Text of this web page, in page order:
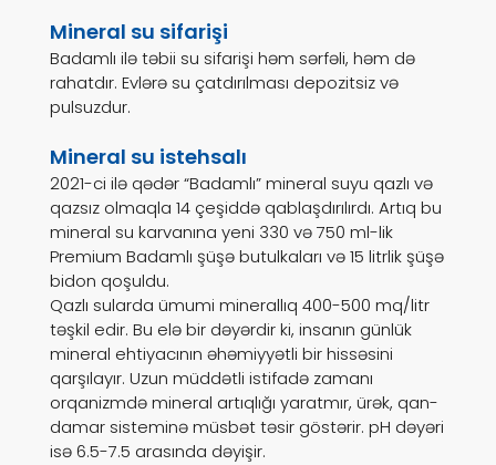
Mineral su sifarişi
Badamlı ilə təbii su sifarişi həm sərfəli, həm də
rahatdır. Evlərə su çatdırılması depozitsiz və
pulsuzdur.
Mineral su istehsalı
2021-ci ilə qədər “Badamlı” mineral suyu qazlı və
qazsız olmaqla 14 çeşiddə qablaşdırılırdı. Artıq bu
mineral su karvanına yeni 330 və 750 ml-lik
Premium Badamlı şüşə butulkaları və 15 litrlik şüşə
bidon qoşuldu.
Qazlı sularda ümumi minerallıq 400-500 mq/litr
təşkil edir. Bu elə bir dəyərdir ki, insanın günlük
mineral ehtiyacının əhəmiyyətli bir hissəsini
qarşılayır. Uzun müddətli istifadə zamanı
orqanizmdə mineral artıqlığı yaratmır, ürək, qan-
damar sisteminə müsbət təsir göstərir. pH dəyəri
isə 6.5-7.5 arasında dəyişir.